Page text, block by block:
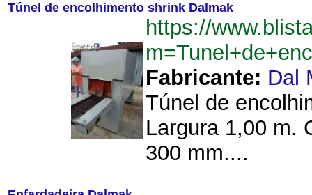
Túnel de encolhimento shrink Dalmak
https://
Fabricante: Dal
Túnel de
Largura 1,00 m.
300 mm....